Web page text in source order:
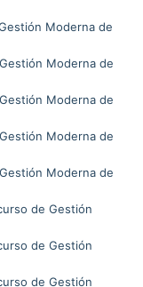
Moderna de
Moderna de
Moderna de
Moderna de
Moderna de
de Gestión
de Gestión
de Gestión